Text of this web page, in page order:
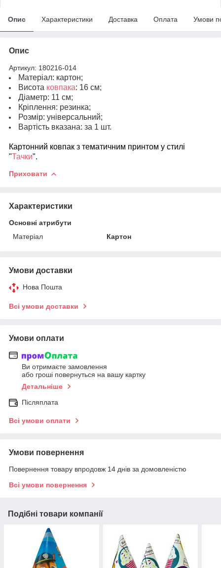
Опис Характеристики Доставка Оплата Умови
Опис
Артикул: 180216-014
Матеріал: картон;
Висота ковпака: 16 см;
Діаметр: 11 см;
Кріплення: резинка;
Розмір: універсальний;
Вартість вказана: за 1 шт.
Картонний ковпак з тематичним принтом у стилі
"Тачки".
Приховати
Характеристики
Основні атрибути
Матеріал
Картон
Умови доставки
Нова Пошта
Всі умови доставки
Умови оплати
Ви отримаєте замовлення
або гроші повернуться на вашу картку
Детальніше
Післяплата
Всі умови оплати
Умови повернення
Повернення товару впродовж 14 днів за домовленістю
Всі умови повернення
Подібні товари компанії